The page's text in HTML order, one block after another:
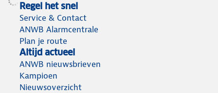
Regel het snel
Service & Contact
ANWB Alarmcentrale
Plan je route
Altijd actueel
ANWB nieuwsbrieven
Kampioen
Nieuwsoverzicht